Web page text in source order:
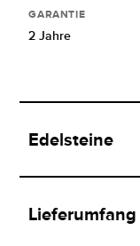
GARANTIE
2 Jahre
Edelsteine
Lieferumfang